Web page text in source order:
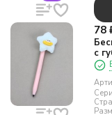
78
с